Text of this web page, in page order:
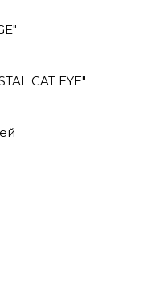
CAT EYE"